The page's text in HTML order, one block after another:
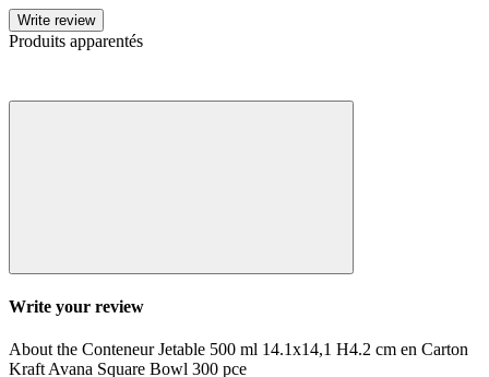
Write review
Produits apparentés
Write your review
About the Conteneur Jetable 500 ml 14.1x14,1 H4.2 cm en Carton
Kraft Avana Square Bowl 300 pce